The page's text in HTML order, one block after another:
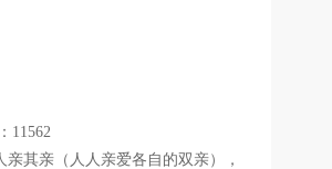
11562
其亲（人人亲爱各自的双亲），